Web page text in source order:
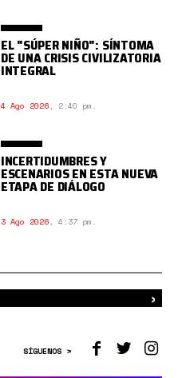
EL "SÚPER NIÑO": SÍNTOMA
DE UNA CRISIS CIVILIZATORIA
INTEGRAL
4 Ago 2026, 2:40 pm.
INCERTIDUMBRES Y
ESCENARIOS EN ESTA NUEVA
ETAPA DE DIÁLOGO
3 Ago 2026, 4:37 pm.
›
SÍGUENOS >